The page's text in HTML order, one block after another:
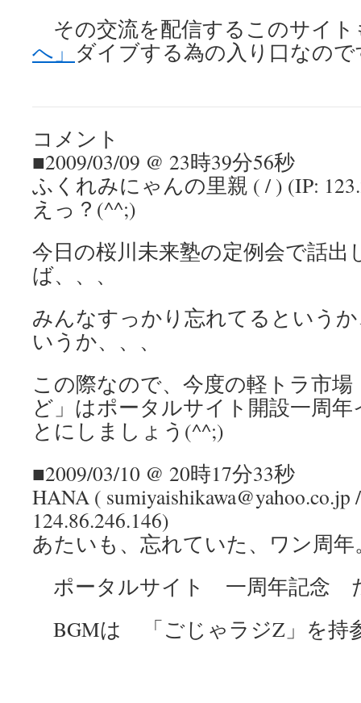
その交流を配信するこのサイト
へ」 ダイブする為の入り口なの
コメント
■2009/03/09 @ 23時39分56秒
ふくれみにゃんの里親 ( / ) (IP:
えっ？(^^;)
今日の桜川未来塾の定例会で話出
ば、、、
みんなすっかり忘れてるという
いうか、、、
この際なので、今度の軽トラ市
ど」はポータルサイト開設一周
とにしましょう(^^;)
■2009/03/10 @ 20時17分33秒
HANA ( sumiyaishikawa@yahoo.co.jp
124.86.246.146)
あたいも、忘れていた、ワン周年
ポータルサイト 一周年記念
BGMは 「ごじゃラジZ」を持